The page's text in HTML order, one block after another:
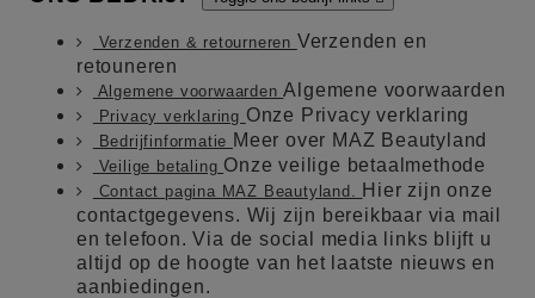
Verzenden & retourneren Verzenden en
retouneren
Algemene voorwaardenAlgemene voorwaarden
Privacy verklaring Onze Privacy verklaring
Bedrijfinformatie Meer over MAZ Beautyland
Veilige betaling Onze veilige betaalmethode
Contact pagina MAZ Beautyland.
Hier zijn onze
contactgegevens. Wij zijn bereikbaar via mail
en telefoon. Via de social media links blijft u
altijd op de hoogte van het laatste nieuws en
aanbiedingen.